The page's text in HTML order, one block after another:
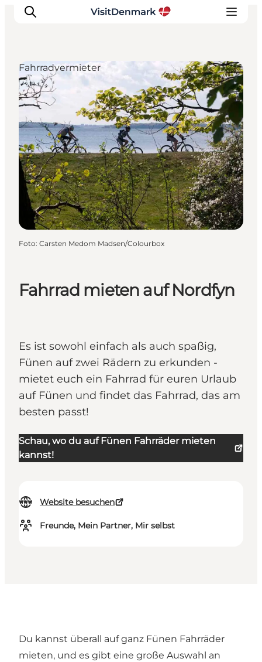
Inspiration
Regionen
Erlebnisse
Unterkünfte
Reiseplanung
Fahrrad mieten auf Nordfyn
Es ist sowohl einfach als auch spaßig,
Fünen auf zwei Rädern zu erkunden -
mietet euch ein Fahrrad für euren Urlaub
auf Fünen und findet das Fahrrad, das am
besten passt!
Schau, wo du auf Fünen Fahrräder mieten
kannst!
Website besuchen
Freunde, Mein Partner, Mir selbst
Fahrradvermieter
Foto: Carsten Medom Madsen/Colourbox
Du kannst überall auf ganz Fünen Fahrräder
mieten, und es gibt eine große Auswahl an